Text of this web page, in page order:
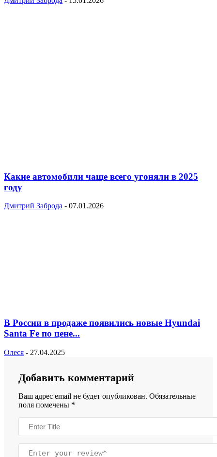
Какие автомобили чаще всего угоняли в 2025
году
Дмитрий Заброда - 07.01.2026
В России в продаже появились новые Hyundai
Santa Fe по цене...
Олеся - 27.04.2025
Добавить комментарий
Ваш адрес email не будет опубликован. Обязательные
поля помечены *